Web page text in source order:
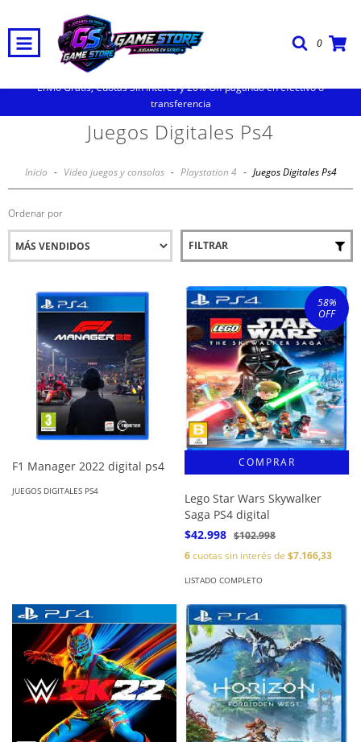
0
Envio Gratis, Cuotas Sin Interes y 20% Off pagando en efectivo o
transferencia
Juegos Digitales Ps4
Inicio - Video juegos y consolas - Playstation 4 - Juegos Digitales Ps4
Ordenar por
FILTRAR
F1 Manager 2022 digital ps4
JUEGOS DIGITALES PS4
58%
OFF
Lego Star Wars Skywalker
Saga PS4 digital
$42.998 $102.998
6cuotas sin interés de $7.166,33
LISTADO COMPLETO